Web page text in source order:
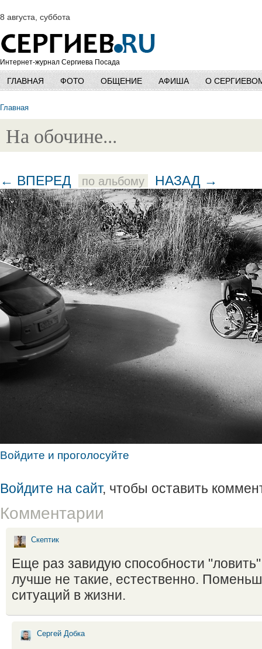
8 августа, суббота
Интернет-журнал Сергиева Посада
ГЛАВНАЯ ФОТО ОБЩЕНИЕ АФИША О
Главная
На обочине...
← ВПЕРЕД по альбому НАЗАД →
Войдите и проголосуйте
Войдите на сайт, чтобы оставить
Комментарии
Скептик
Еще раз завидую способности
лучше не такие, естественно.
ситуаций в жизни.
Сергей Добка